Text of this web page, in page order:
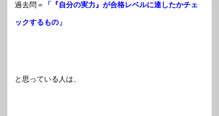
過去問＝ 「『自分の実力』が合格レベルに達したかチェ
ックするもの」
と思っている人は、